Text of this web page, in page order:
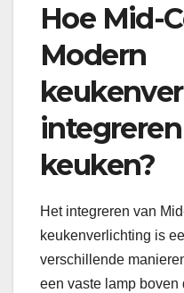
Hoe Mid-
Modern
keuken?
Het integreren van
keukenverlichting is
verschillende
een vaste lamp boven